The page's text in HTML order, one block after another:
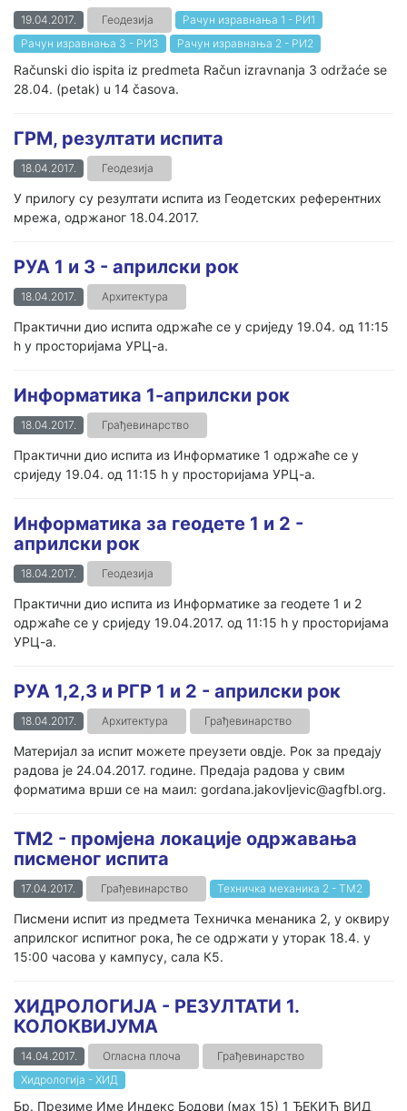
19.04.2017. Геодезија
Рачун изравнања 1 - РИ1
Рачун изравнања 3 - РИ3
Рачун изравнања 2 - РИ2
Računski dio ispita iz predmeta Račun izravnanja 3 održaće se
28.04. (petak) u 14 časova.
ГРМ, резултати испита
18.04.2017. Геодезија
У прилогу су резултати испита из Геодетских референтних
мрежа, одржаног 18.04.2017.
РУА 1 и 3 - априлски рок
18.04.2017. Архитектура
Практични дио испита одржаће се у сриједу 19.04. од 11:15
h у просторијама УРЦ-а.
Информатика 1-априлски рок
18.04.2017. Грађевинарство
Практични дио испита из Информатике 1 одржаће се у
сриједу 19.04. од 11:15 h у просторијама УРЦ-а.
Информатика за геодете 1 и 2 -
априлски рок
18.04.2017. Геодезија
Практични дио испита из Информатике за геодете 1 и 2
одржаће се у сриједу 19.04.2017. од 11:15 h у просторијама
УРЦ-а.
РУА 1,2,3 и РГР 1 и 2 - априлски рок
18.04.2017. Архитектура Грађевинарство
Материјал за испит можете преузети овдје. Рок за предају
радова је 24.04.2017. године. Предаја радова у свим
форматима врши се на маил: gordana.jakovljevic@agfbl.org.
ТМ2 - промјена локације одржавања
писменог испита
17.04.2017. Грађевинарство Техничка механика 2 - ТМ2
Писмени испит из предмета Техничка менаника 2, у оквиру
априлског испитног рока, ће се одржати у уторак 18.4. у
15:00 часова у кампусу, сала К5.
ХИДРОЛОГИЈА - РЕЗУЛТАТИ 1.
КОЛОКВИЈУМА
14.04.2017. Огласна плоча
Грађевинарство
Хидрологија - ХИД
Бр. Презиме Име Индекс Бодови (маx 15) 1 ЂЕКИЋ ВИД